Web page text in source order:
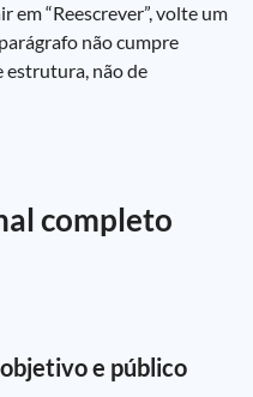
em “Reescrever”, volte um
não cumpre
estrutura, não de
completo
e público